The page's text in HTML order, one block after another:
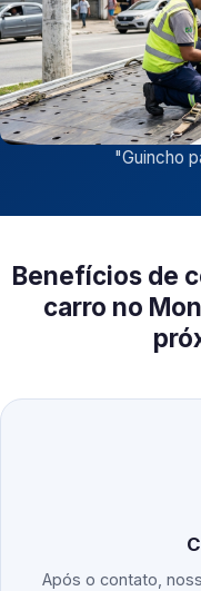
"Guincho
Benefícios de
carro no
Após o contato,